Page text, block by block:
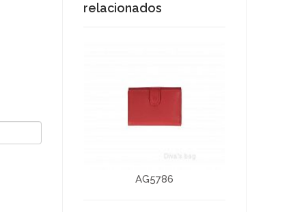
relacionados
AG5786